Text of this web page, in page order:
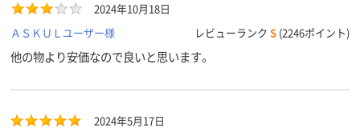
2024年10月18日
ＡＳＫＵＬユーザー様
レビューランク S (2246ポイント)
他の物より安価なので良いと思います。
2024年5月17日